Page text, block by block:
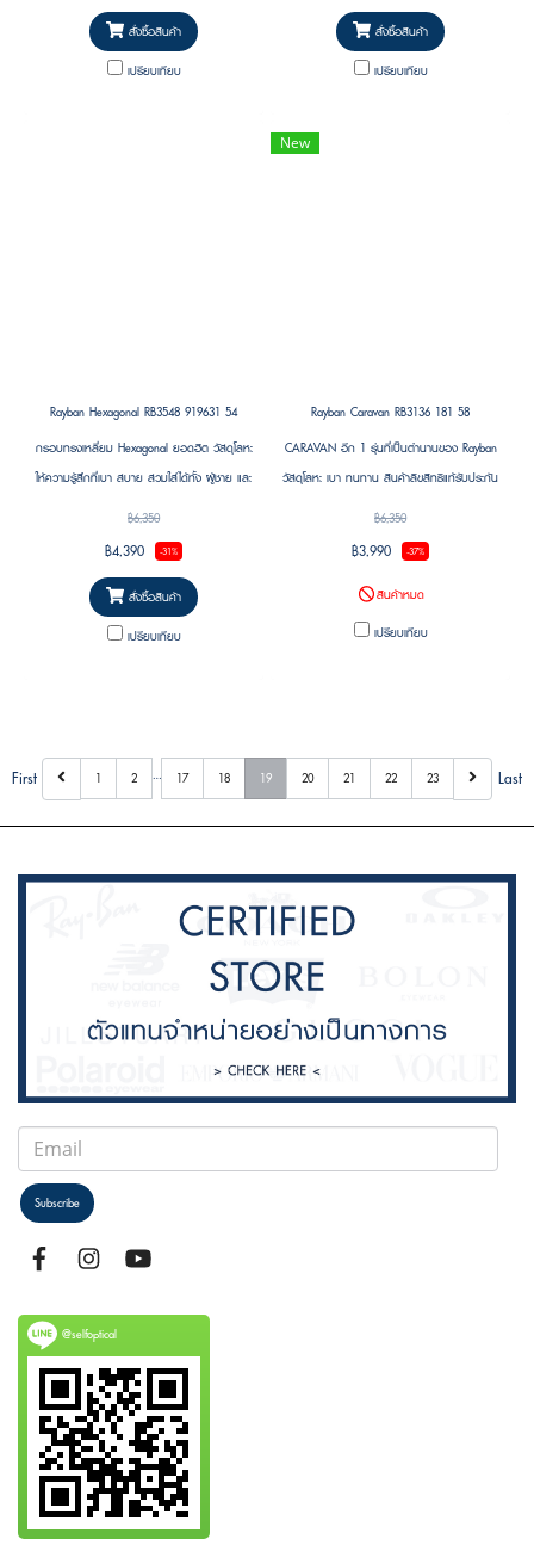
สั่งซื้อสินค้า
เปรียบเทียบ
สั่งซื้อสินค้า
เปรียบเทียบ
Rayban Hexagonal RB3548 919631 54
กรอบทรงเหลี่ยม Hexagonal ยอดฮิต วัสดุโลหะ
ให้ความรู้สึกที่เบา สบาย สวมใส่ได้ทั้ง ผู้ชาย และ
ผู้หญิง สินค้าลิขสิทธิแท้รับประกันจาก Luxottica 2
ปี + บริการอะไหล่แท้
฿6,350
฿4,390 -31%
สั่งซื้อสินค้า
เปรียบเทียบ
New
Rayban Caravan RB3136 181 58
CARAVAN อีก 1 รุ่นที่เป็นตำนานของ Rayban
วัสดุโลหะ เบา ทนทาน สินค้าลิขสิทธิแท้รับประกัน
จาก Luxottica 2 ปีศูนย์ไทย+บริการอะไหล่แท้
฿6,350
฿3,990 -37%
สินค้าหมด
เปรียบเทียบ
First 1 2 … 17 18 19 20 21 22 23 Last
Subscribe
@selfoptical